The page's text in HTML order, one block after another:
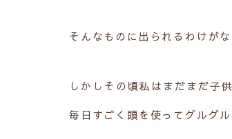
そんなものに出られるわけがな
しかしその頃私はまだまだ子
毎日すごく頭を使ってグルグル